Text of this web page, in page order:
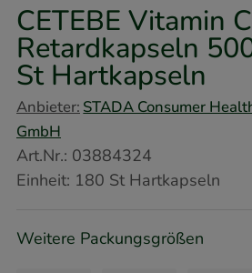
CETEBE Vitamin C
Retardkapseln
St Hartkapseln
Anbieter: STADA Consumer
GmbH
Art.Nr.: 03884324
Einheit: 180 StHartkapseln
Weitere Packungsgrößen